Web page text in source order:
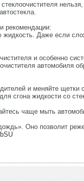
рекомендации:
Даже если
и особенно
автомобиля
и меняйте
сгона жидкости со
чаще мыть
Оно позволит